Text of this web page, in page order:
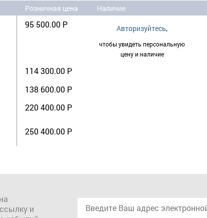
Розничная цена Наличие
95 500.00 Р Авторизуйтесь,
чтобы увидеть персональную
цену и наличие
114 300.00 Р
138 600.00 Р
220 400.00 Р
250 400.00 Р
и